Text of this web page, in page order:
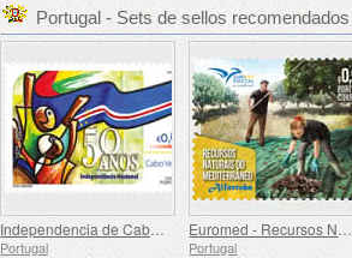
Portugal - Sets de sellos recomendados
Independencia de Cabo Verde - 50 Años
Portugal
Euromed - Recursos Naturales del Mediterráneo
Portugal